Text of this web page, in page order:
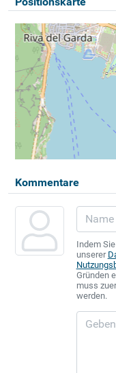
Kommentare
Indem
unserer
Gründen
muss
werden.